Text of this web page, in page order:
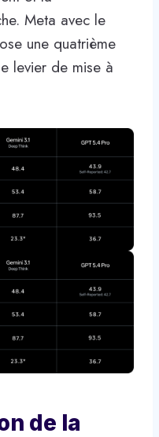
Meta avec le
une quatrième
levier de mise à
de la